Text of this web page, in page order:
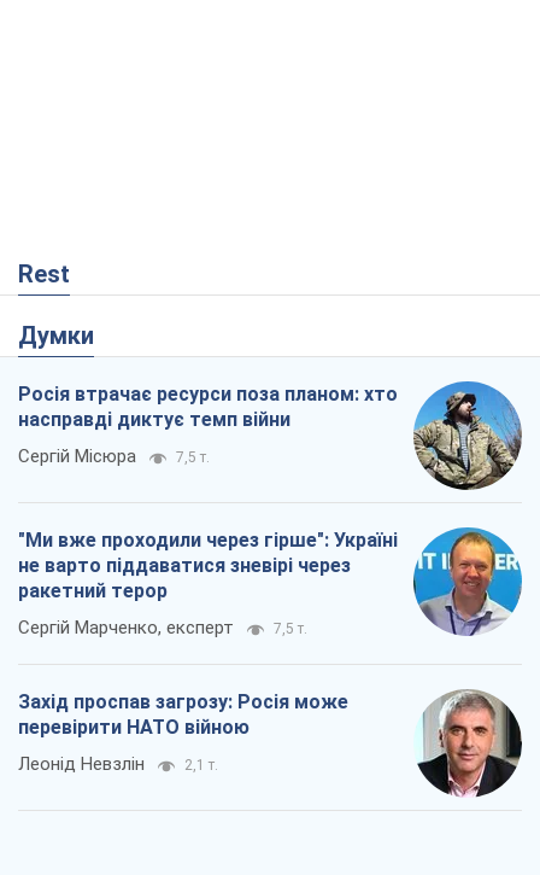
Rest
Думки
Росія втрачає ресурси поза планом: хто
насправді диктує темп війни
Сергій Місюра 7,5 т.
"Ми вже проходили через гірше": Україні
не варто піддаватися зневірі через
ракетний терор
Сергій Марченко, експерт 7,5 т.
Захід проспав загрозу: Росія може
перевірити НАТО війною
Леонід Невзлін 2,1 т.